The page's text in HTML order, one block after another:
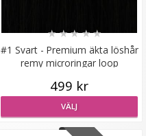
★★
#1 Svart - Premium äkta löshår
remy microringar loop
★★★★★
499 kr
VÄLJ